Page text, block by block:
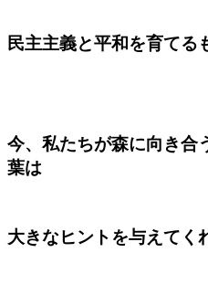
民主主義と平和を育てる
今、私たちが森に向き合
葉は
大きなヒントを与えてく